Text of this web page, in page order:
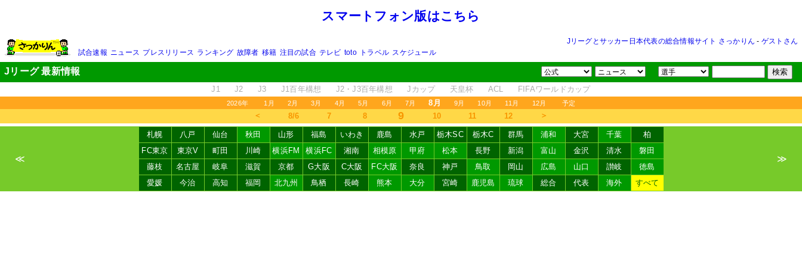
スマートフォン版はこちら
Jリーグとサッカー日本代表の総合情報サイト さっかりん - ゲストさん
試合速報 ニュース プレスリリース ランキング 故障者 移籍 注目の試合 テレビ toto トラベル スケジュール
Jリーグ 最新情報
J1 J2 J3 J1百年構想 J2・J3百年構想 Jカップ 天皇杯 ACL FIFAワールドカップ
2026年 1月 2月 3月 4月 5月 6月 7月 8月 9月 10月 11月 12月 予定
＜ 8/6 7 8 9 10 11 12 ＞
≪
札幌 八戸 仙台 秋田 山形 福島 いわき 鹿島 水戸 栃木SC 栃木C 群馬 浦和 大宮 千葉
柏
FC東京
東京V 町田 川崎 横浜FM 横浜FC 湘南 相模原 甲府 松本 長野 新潟 富山 金沢 清水
磐田
藤枝
名古屋 岐阜 滋賀 京都 G大阪 C大阪 FC大阪 奈良 神戸 鳥取 岡山 広島 山口 讃岐
徳島
愛媛
今治 高知 福岡 北九州 鳥栖 長崎 熊本 大分 宮崎 鹿児島 琉球 総合 代表 海外 すべて
≫